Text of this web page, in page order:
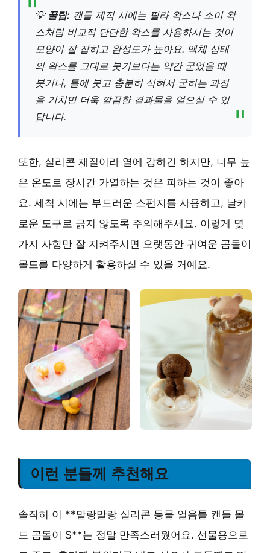
💡 꿀팁: 캔들 제작 시에는 필라 왁스나 소이 왁
스처럼 비교적 단단한 왁스를 사용하시는 것이
모양이 잘 잡히고 완성도가 높아요. 액체 상태
의 왁스를 그대로 붓기보다는 약간 굳었을 때
붓거나, 틀에 붓고 충분히 식혀서 굳히는 과정
을 거치면 더욱 깔끔한 결과물을 얻으실 수 있
답니다.
또한, 실리콘 재질이라 열에 강하긴 하지만, 너무 높
은 온도로 장시간 가열하는 것은 피하는 것이 좋아
요. 세척 시에는 부드러운 스펀지를 사용하고, 날카
로운 도구로 긁지 않도록 주의해주세요. 이렇게 몇
가지 사항만 잘 지켜주시면 오랫동안 귀여운 곰돌이
몰드를 다양하게 활용하실 수 있을 거예요.
이런 분들께 추천해요
솔직히 이 **말랑말랑 실리콘 동물 얼음틀 캔들 몰
드 곰돌이 S**는 정말 만족스러웠어요. 선물용으로